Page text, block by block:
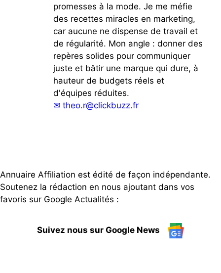
promesses à la mode. Je me méfie
des recettes miracles en marketing,
car aucune ne dispense de travail et
de régularité. Mon angle : donner des
repères solides pour communiquer
juste et bâtir une marque qui dure, à
hauteur de budgets réels et
d'équipes réduites.
✉ theo.r@clickbuzz.fr
Annuaire Affiliation est édité de façon indépendante.
Soutenez la rédaction en nous ajoutant dans vos
favoris sur Google Actualités :
Suivez nous sur Google News